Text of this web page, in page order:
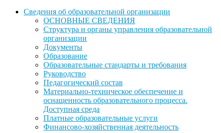
Сведения об образовательной организации
ОСНОВНЫЕ СВЕДЕНИЯ
Структура и органы управления образовательной
организации
Документы
Образование
Образовательные стандарты и требования
Руководство
Педагогический состав
Материально-техническое обеспечение и
оснащенность образовательного процесса.
Доступная среда
Платные образовательные услуги
Финансово-хозяйственная деятельность